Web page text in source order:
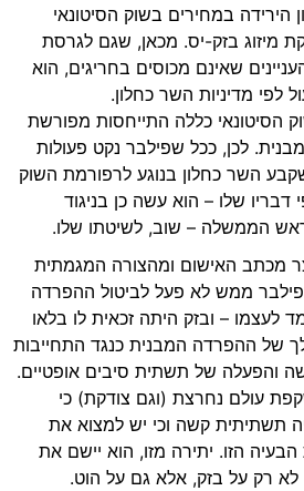
הירידה במחירים בשוק הסיטונאי
מיזוג בזק-יס. מכאן, שגם לגרסת
שאינם מכוסים בחריגים, הוא
לפי מדיניות השר כחלון.
הסיטונאי כללה התייחסות מפורשת
לכן, ככל שפילבר נקט פעולות
השר כחלון בנוגע לרפורמת השוק
דבריו שלו – הוא עשה כן בניגוד
הממשלה – שוב, לשיטתו שלו.
מכתב האישום ומהצורה המגמתית
ממש לא פעל לביטול ההפרדה
לעצמו – ובזק היתה זכאית לו בלאו
של ההפרדה המבנית כנגד התחייבות
והפעלה של תשתית סיבים אופטיים.
עולם נחרצת (וגם צודקת) כי
תשתיתית קשה וכי יש למצוא את
הזו. יתירה מזו, הוא יישם את
רק על בזק, אלא גם על הוט.